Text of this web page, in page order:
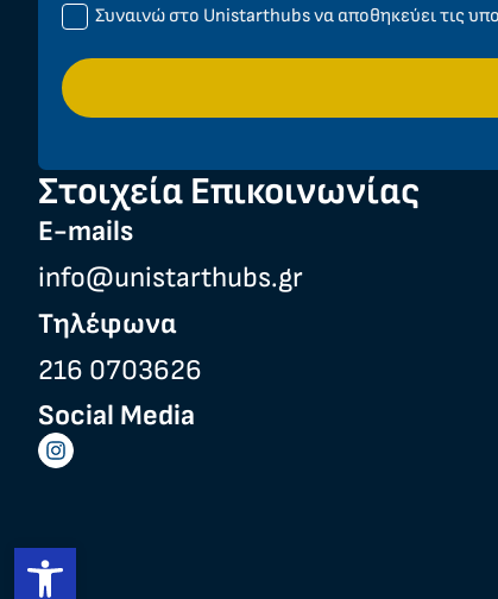
Ανοίξτε τη γραμμή εργαλείων
Συναινώ στο Unistarthubs να αποθηκεύει τις
Στοιχεία Επικοινωνίας
E-mails
info@unistarthubs.gr
Τηλέφωνα
216 0703626
Social Media